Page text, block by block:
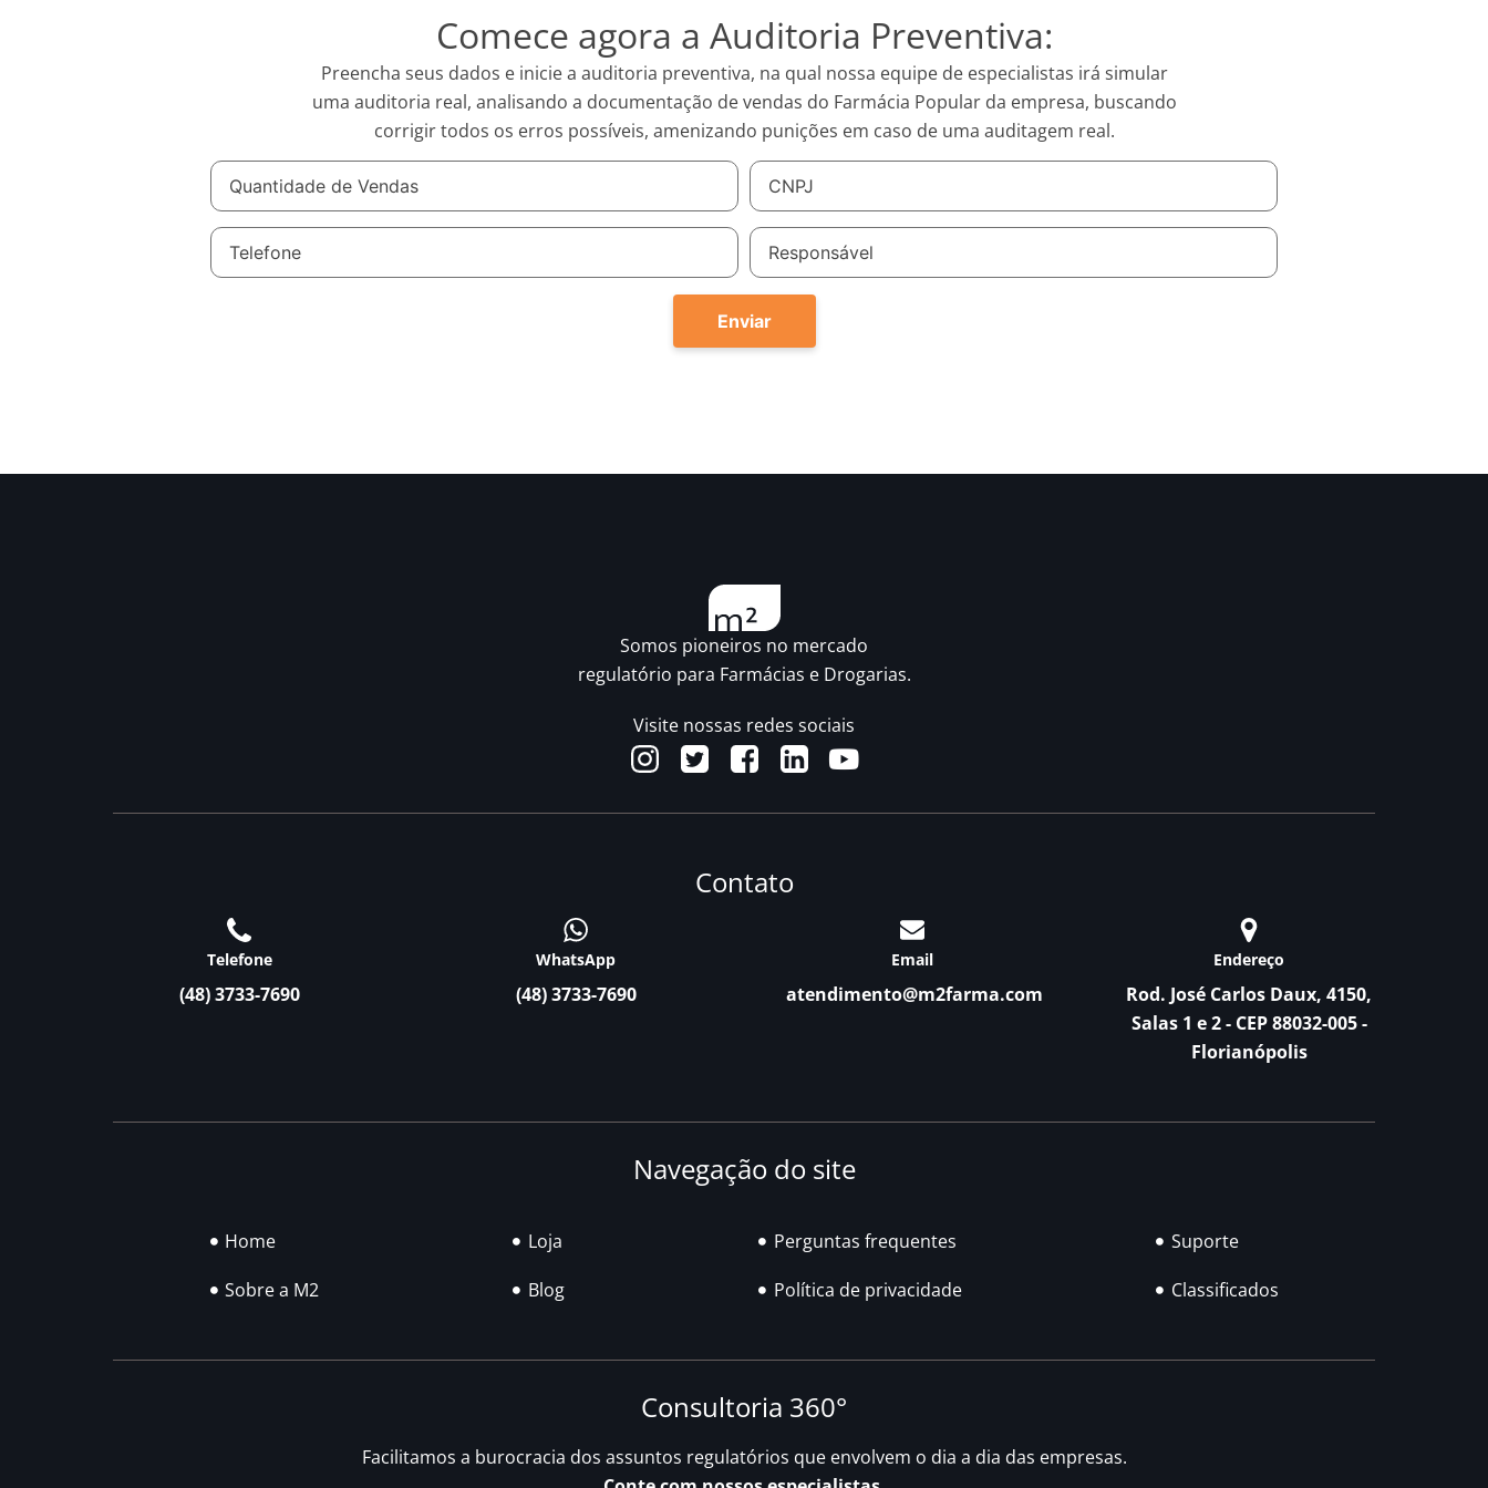
Comece agora a Auditoria Preventiva:
Preencha seus dados e inicie a auditoria preventiva, na qual nossa equipe de especialistas irá simular
uma auditoria real, analisando a documentação de vendas do Farmácia Popular da empresa, buscando
corrigir todos os erros possíveis, amenizando punições em caso de uma auditagem real.
Somos pioneiros no mercado
regulatório para Farmácias e Drogarias.
Visite nossas redes sociais
Contato
Telefone
(48) 3733-7690
WhatsApp
(48) 3733-7690
Email
atendimento@m2farma.com
Endereço
Rod. José Carlos Daux, 4150,
Salas 1 e 2 - CEP 88032-005 -
Florianópolis
Navegação do site
Home
Sobre a M2
Loja
Blog
Perguntas frequentes
Política de privacidade
Suporte
Classificados
Consultoria 360°
Facilitamos a burocracia dos assuntos regulatórios que envolvem o dia a dia das empresas.